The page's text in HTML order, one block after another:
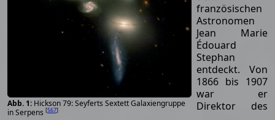
Hickson 79: Seyferts Sextett Galaxiengruppe
in Serpens [567]
französischen
Astronomen
Jean Marie
Édouard
Stephan
entdeckt. Von
1866 bis 1907
war er
Direktor des